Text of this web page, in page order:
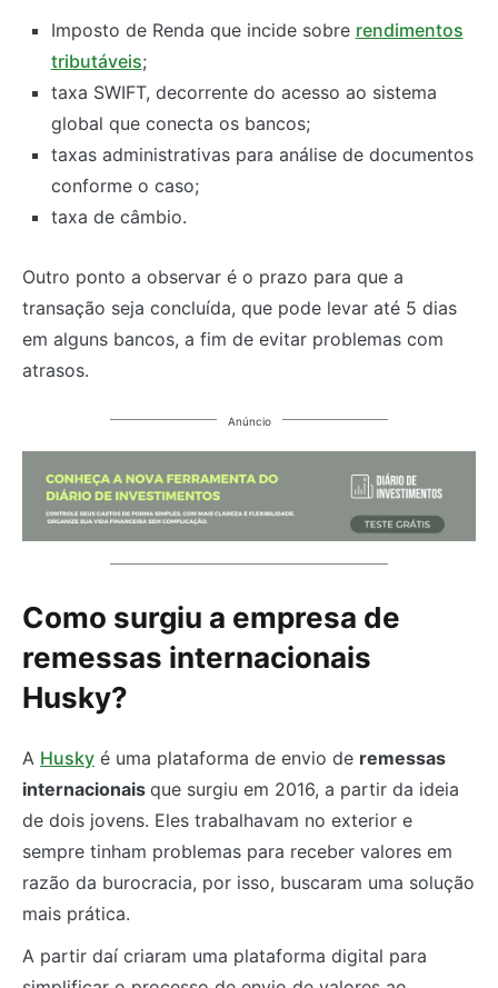
Imposto de Renda que incide sobre rendimentos
tributáveis;
taxa SWIFT, decorrente do acesso ao sistema
global que conecta os bancos;
taxas administrativas para análise de documentos
conforme o caso;
taxa de câmbio.
Outro ponto a observar é o prazo para que a
transação seja concluída, que pode levar até 5 dias
em alguns bancos, a fim de evitar problemas com
atrasos.
Anúncio
Como surgiu a empresa de
remessas internacionais
Husky?
A Husky é uma plataforma de envio de remessas
internacionais que surgiu em 2016, a partir da ideia
de dois jovens. Eles trabalhavam no exterior e
sempre tinham problemas para receber valores em
razão da burocracia, por isso, buscaram uma solução
mais prática.
A partir daí criaram uma plataforma digital para